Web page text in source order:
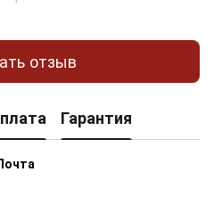
отзыв
Гарантия